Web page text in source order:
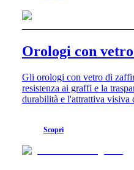
Orologi con
Gli orologi con vetro di
resistenza ai graffi e la
durabilità e l'attrattiva visiva
Scopri